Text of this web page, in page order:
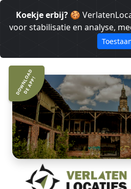
Koekje erbij?🍪
voor stabilisatie en analyse,
DOWNLOAD
DE APP!